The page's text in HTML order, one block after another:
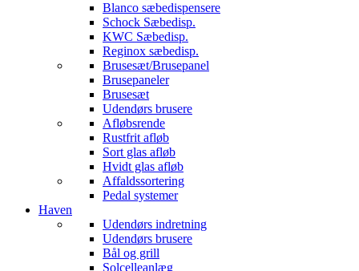
Blanco sæbedispensere
Schock Sæbedisp.
KWC Sæbedisp.
Reginox sæbedisp.
Brusesæt/Brusepanel
Brusepaneler
Brusesæt
Udendørs brusere
Afløbsrende
Rustfrit afløb
Sort glas afløb
Hvidt glas afløb
Affaldssortering
Pedal systemer
Haven
Udendørs indretning
Udendørs brusere
Bål og grill
Solcelleanlæg